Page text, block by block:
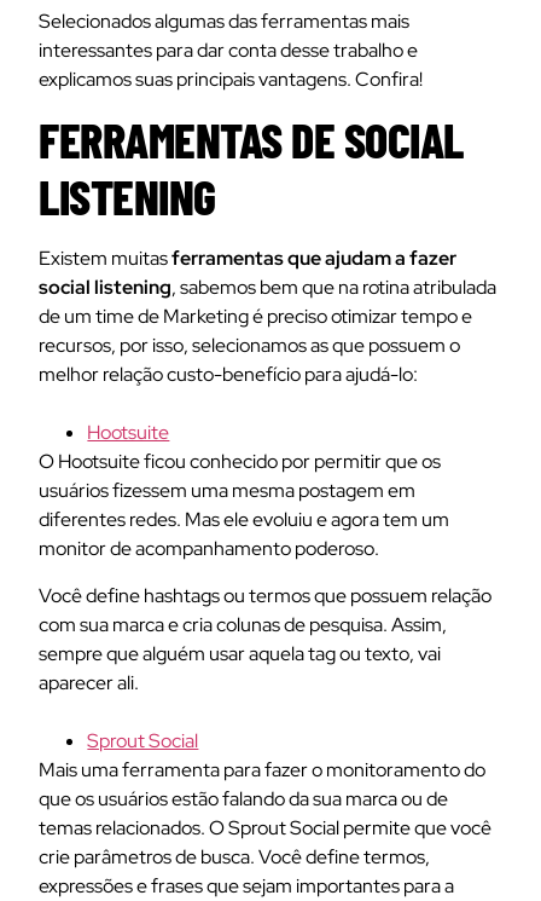
Selecionados algumas das ferramentas mais
interessantes para dar conta desse trabalho e
explicamos suas principais vantagens. Confira!
FERRAMENTAS DE SOCIAL
LISTENING
Existem muitasferramentas que ajudam a fazer
social listening, sabemos bem que na rotina atribulada
de um time de Marketing é preciso otimizar tempo e
recursos, por isso, selecionamos as que possuem o
melhor relação custo-benefício para ajudá-lo:
Hootsuite
O Hootsuite ficou conhecido por permitir que os
usuários fizessem uma mesma postagem em
diferentes redes. Mas ele evoluiu e agora tem um
monitor de acompanhamento poderoso.
Você define hashtags ou termos que possuem relação
com sua marca e cria colunas de pesquisa. Assim,
sempre que alguém usar aquela tag ou texto, vai
aparecer ali.
Sprout Social
Mais uma ferramenta para fazer o monitoramento do
que os usuários estão falando da sua marca ou de
temas relacionados. O Sprout Social permite que você
crie parâmetros de busca. Você define termos,
expressões e frases que sejam importantes para a